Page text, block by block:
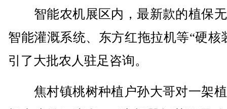
智能农机展区内，最新款的植保
智能灌溉系统、东方红拖拉机等“硬核
引了大批农人驻足咨询。
焦村镇桃树种植户孙大哥对一架